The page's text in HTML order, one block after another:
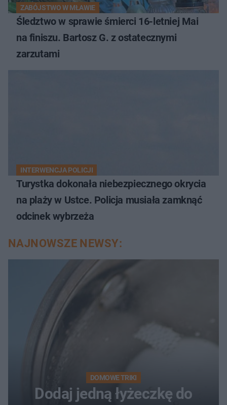
ZABÓJSTWO W MŁAWIE
Śledztwo w sprawie śmierci 16-letniej Mai
na finiszu. Bartosz G. z ostatecznymi
zarzutami
INTERWENCJA POLICJI
Turystka dokonała niebezpiecznego okrycia
na plaży w Ustce. Policja musiała zamknąć
odcinek wybrzeża
NAJNOWSZE NEWSY:
DOMOWE TRIKI
Dodaj jedną łyżeczkę do